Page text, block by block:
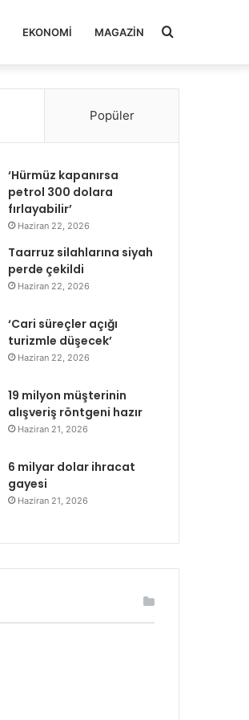
EKONOMI MAGAZIN Arama
Popüler
‘Hürmüz kapanırsa
petrol 300 dolara
fırlayabilir’
Haziran 22, 2026
Taarruz silahlarına siyah
perde çekildi
Haziran 22, 2026
‘Cari süreçler açığı
turizmle düşecek’
Haziran 22, 2026
19 milyon müşterinin
alışveriş röntgeni hazır
Haziran 21, 2026
6 milyar dolar ihracat
gayesi
Haziran 21, 2026